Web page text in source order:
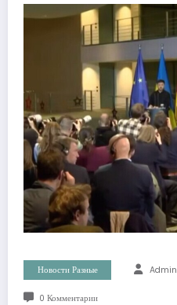
Новости Разные Admin
0 Комментарии